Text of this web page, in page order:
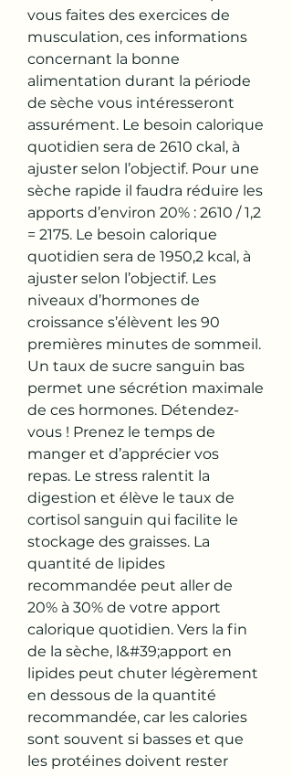
vous faites des exercices de
musculation, ces informations
concernant la bonne
alimentation durant la période
de sèche vous intéresseront
assurément. Le besoin calorique
quotidien sera de 2610 ckal, à
ajuster selon l’objectif. Pour une
sèche rapide il faudra réduire les
apports d’environ 20% : 2610 / 1,2
= 2175. Le besoin calorique
quotidien sera de 1950,2 kcal, à
ajuster selon l’objectif. Les
niveaux d’hormones de
croissance s’élèvent les 90
premières minutes de sommeil.
Un taux de sucre sanguin bas
permet une sécrétion maximale
de ces hormones. Détendez-
vous ! Prenez le temps de
manger et d’apprécier vos
repas. Le stress ralentit la
digestion et élève le taux de
cortisol sanguin qui facilite le
stockage des graisses. La
quantité de lipides
recommandée peut aller de
20% à 30% de votre apport
calorique quotidien. Vers la fin
de la sèche, l&#39;apport en
lipides peut chuter légèrement
en dessous de la quantité
recommandée, car les calories
sont souvent si basses et que
les protéines doivent rester